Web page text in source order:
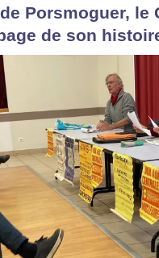
Porsmoguer, le
de son